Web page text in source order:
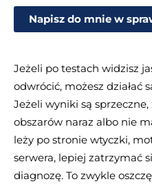
Napisz do mnie w
Jeżeli po testach widzisz
odwrócić, możesz działać
Jeżeli wyniki są
obszarów naraz albo nie
leży po stronie wtyczki,
serwera, lepiej zatrzymać
diagnozę. To zwykle